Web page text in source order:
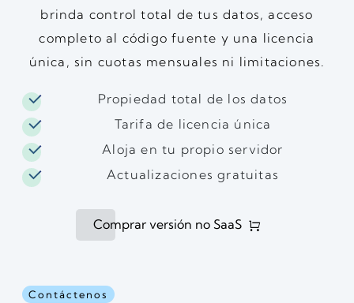
brinda control total de tus datos, acceso
completo al código fuente y una licencia
única, sin cuotas mensuales ni limitaciones.
Propiedad total de los datos
Tarifa de licencia única
Aloja en tu propio servidor
Actualizaciones gratuitas
Comprar versión no SaaS
Contáctenos